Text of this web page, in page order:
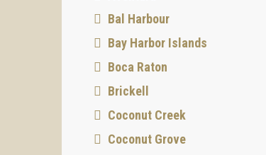
Bal Harbour
Bay Harbor Islands
Boca Raton
Brickell
Coconut Creek
Coconut Grove